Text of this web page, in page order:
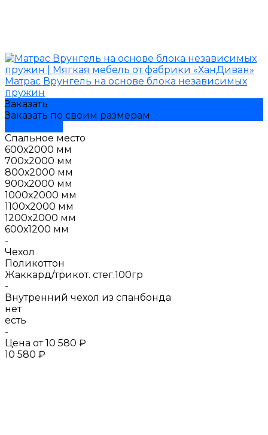
Матрас Врунгель на основе блока независимых
пружин
Заказать
Заказать по своим размерам
Спальное место
600х2000 мм
700х2000 мм
800х2000 мм
900х2000 мм
1000х2000 мм
1100х2000 мм
1200х2000 мм
600х1200 мм
-
Чехол
Поликоттон
Жаккард/трикот. стег.100гр
-
Внутренний чехол из спанбонда
нет
есть
-
Цена от 10 580 ₽
10 580 ₽